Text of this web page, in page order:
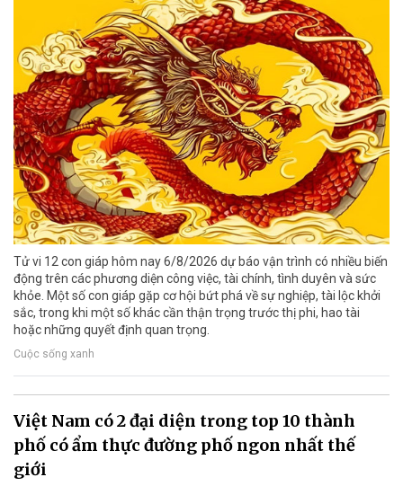
Tử vi 12 con giáp hôm nay 6/8/2026 dự báo vận trình có nhiều biến
động trên các phương diện công việc, tài chính, tình duyên và sức
khỏe. Một số con giáp gặp cơ hội bứt phá về sự nghiệp, tài lộc khởi
sắc, trong khi một số khác cần thận trọng trước thị phi, hao tài
hoặc những quyết định quan trọng.
Cuộc sống xanh
Việt Nam có 2 đại diện trong top 10 thành
phố có ẩm thực đường phố ngon nhất thế
giới